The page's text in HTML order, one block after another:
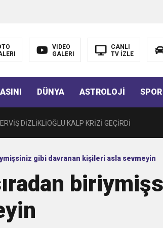
VIDEO
GALERI
CANLI
TV İZLE
DÜNYA ASTROLOJİ SPOR
HAMİTKÖY BARAJINDA TEC*V*Z İDDİASI
KALDIRILDI!
DİZLİKLİOĞLU KALP KRİZİ GEÇİRDİ
KARARNAME İLE KALMAYACAK MECLİSTEN
15.30’DA AÇIKLAYACAĞIZ”
BİR KARARNAME”
gibi davranan kişileri asla sevmeyin